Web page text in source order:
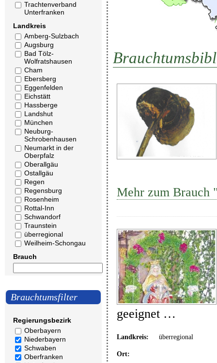
Trachtenverband
Unterfranken
Landkreis
Amberg-Sulzbach
Augsburg
Bad Tölz-
Wolfratshausen
Cham
Ebersberg
Eggenfelden
Eichstätt
Hassberge
Landshut
München
Neuburg-
Schrobenhausen
Neumarkt in der
Oberpfalz
Oberallgäu
Ostallgäu
Regen
Regensburg
Rosenheim
Rottal-Inn
Schwandorf
Traunstein
überregional
Weilheim-Schongau
Brauch
Brauchtumsfilter
Regierungsbezirk
Oberbayern
Niederbayern
Schwaben
Oberfranken
Mehr zum Brauch
geeignet …
Landkreis: überregional
Ort: